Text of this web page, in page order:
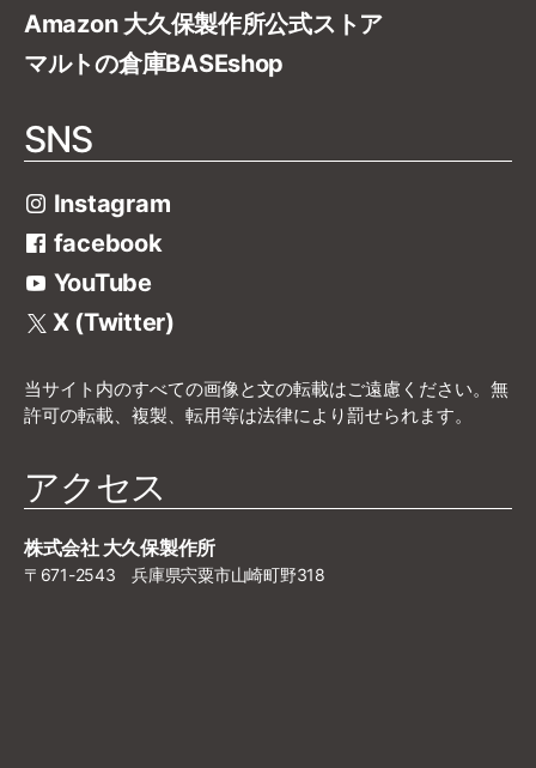
Amazon 大久保製作所公式ストア
マルトの倉庫BASEshop
SNS
Instagram
facebook
YouTube
X (Twitter)
当サイト内のすべての画像と文の転載はご遠慮ください。無
許可の転載、複製、転用等は法律により罰せられます。
アクセス
株式会社 大久保製作所
〒671-2543 兵庫県宍粟市山崎町野318